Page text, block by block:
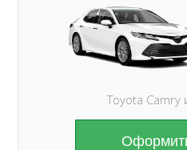
Toyota